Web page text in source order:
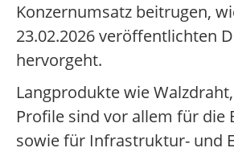
Konzernumsatz beitrugen,
23.02.2026 veröffentlichten
hervorgeht.
Langprodukte wie
Profile sind vor allem für die
sowie für Infrastruktur- und